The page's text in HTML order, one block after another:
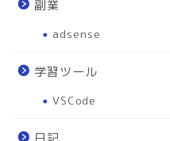
副業
adsense
学習ツール
VSCode